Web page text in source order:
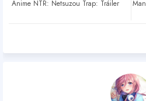
ter
Anime NTR: Netsuzou Trap: Tráiler